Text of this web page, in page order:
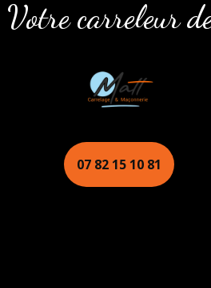
carreleur
07 82 15 10 81